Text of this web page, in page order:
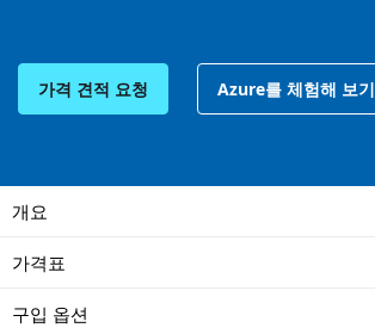
가격 견적 요청 Azure를 체험해 보기
개요
가격표
구입 옵션